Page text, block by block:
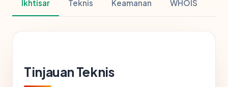
Ikhtisar Teknis Keamanan WHOIS
Tinjauan Teknis